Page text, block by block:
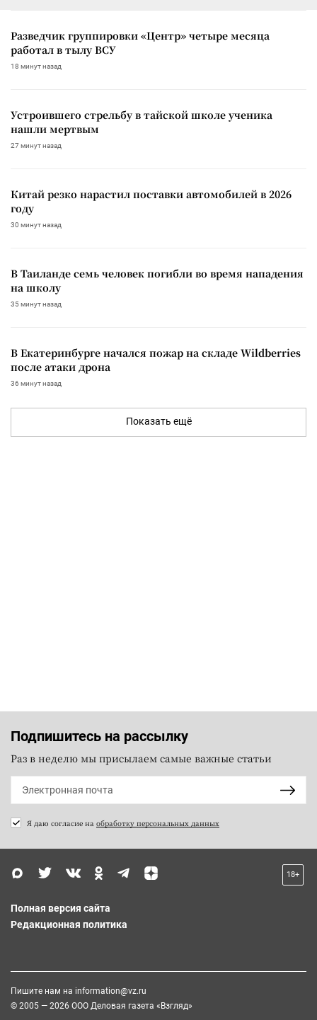
Разведчик группировки «Центр» четыре месяца
работал в тылу ВСУ
18 минут назад
Устроившего стрельбу в тайской школе ученика
нашли мертвым
27 минут назад
Китай резко нарастил поставки автомобилей в 2026
году
30 минут назад
В Таиланде семь человек погибли во время нападения
на школу
35 минут назад
В Екатеринбурге начался пожар на складе Wildberries
после атаки дрона
36 минут назад
Показать ещё
Подпишитесь на рассылку
Раз в неделю мы присылаем самые важные статьи
Я даю согласие на обработку персональных данных
18+
Полная версия сайта
Редакционная политика
Пишите нам на information@vz.ru
© 2005 — 2026 ООО Деловая газета «Взгляд»